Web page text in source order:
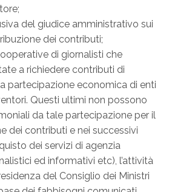
del giudice amministrativo sui
dei contributi;
di giornalisti che
a richiedere contributi di
partecipazione economica di enti
Questi ultimi non possono
da tale partecipazione per il
dei contributi e nei successivi
dei servizi di agenzia
ed informativi etc), l’attività
del Consiglio dei Ministri